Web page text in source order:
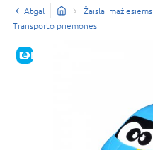
Atgal Žaislai mažiesiems
Transporto priemonės
E-KAINA